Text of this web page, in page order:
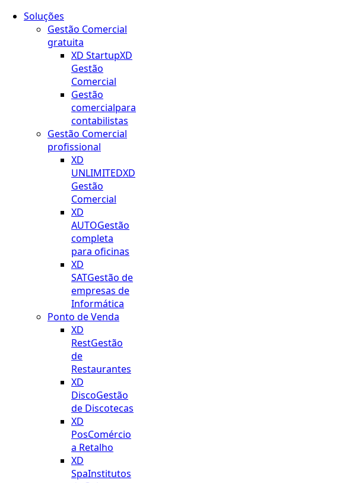
Soluções
Gestão Comercial
gratuita
XD StartupXD
Gestão
Comercial
Gestão
comercialpara
contabilistas
Gestão Comercial
profissional
XD
UNLIMITEDXD
Gestão
Comercial
XD
AUTOGestão
completa
para oficinas
XD
SATGestão de
empresas de
Informática
Ponto de Venda
XD
RestGestão
de
Restaurantes
XD
DiscoGestão
de Discotecas
XD
PosComércio
a Retalho
XD
SpaInstitutos